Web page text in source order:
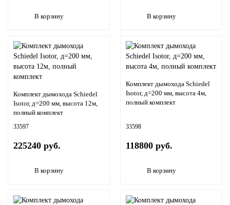
В корзину В корзину
Комплект дымохода Schiedel
Isotor, д=200 мм, высота 12м,
полный комплект
33597
225240 руб.
В корзину
Комплект дымохода Schiedel
Isotor, д=200 мм, высота 4м,
полный комплект
33598
118800 руб.
В корзину